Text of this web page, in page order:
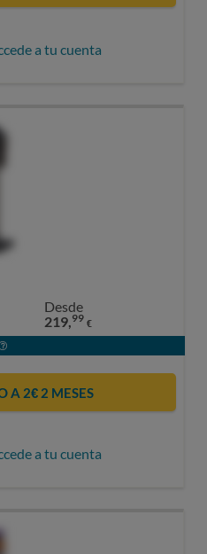
a tu cuenta
Desde
219,99 €
A 2€ 2 MESES
a tu cuenta